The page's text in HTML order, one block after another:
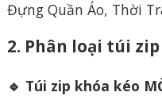
2. Phân loại túi
🔹 Túi zip khóa kéo